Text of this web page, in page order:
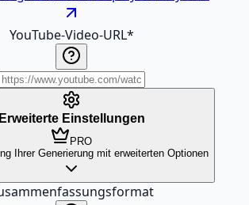
YouTube-Video-URL*
Erweiterte Einstellungen
PRO
Ihrer Generierung mit erweiterten Optionen